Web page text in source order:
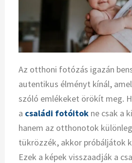
Az otthoni fotózás igazán
autentikus élményt kínál,
szóló emlékeket örökít meg.
a családi fotóitok ne csak a
hanem az otthonotok
tükrözzék, akkor próbáljátok
Ezek a képek visszaadják a